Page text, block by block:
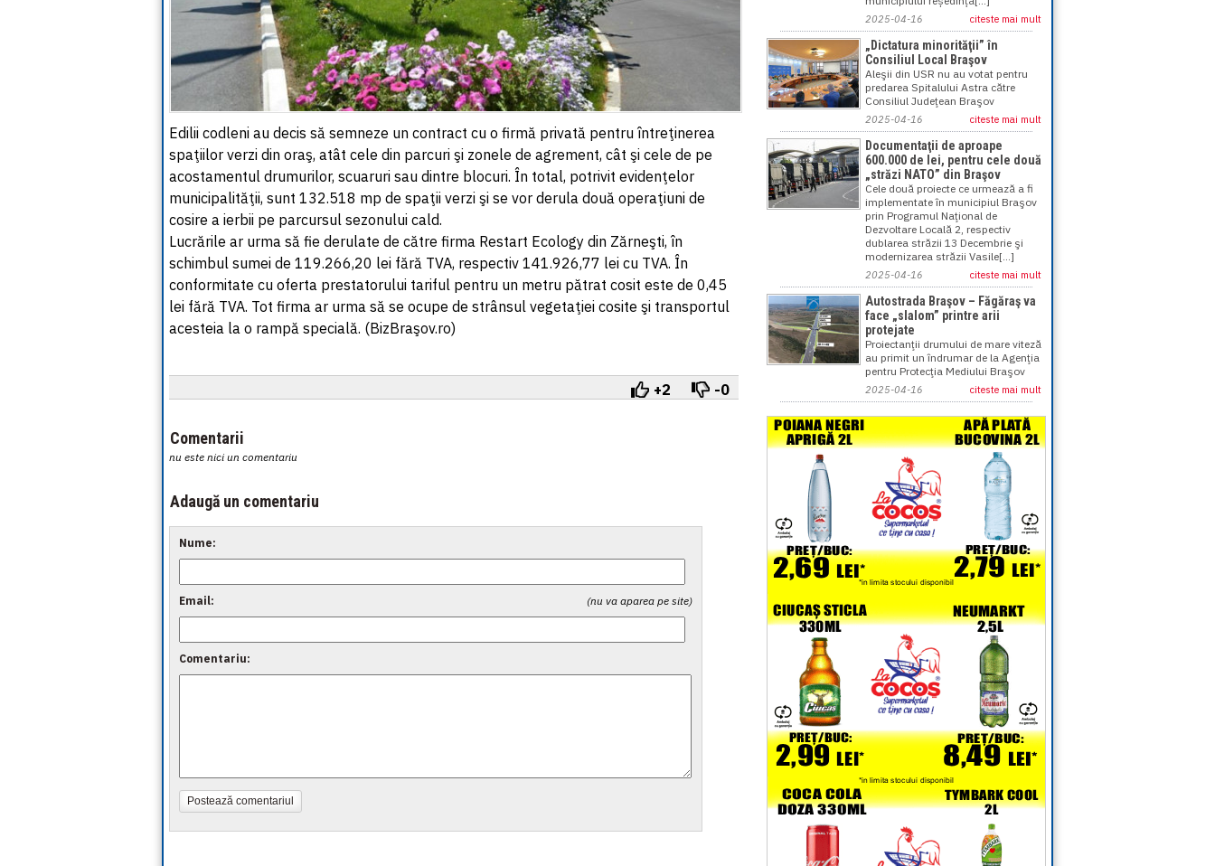
Edilii codleni au decis să semneze un contract cu o firmă privată pentru întreţinerea
spaţiilor verzi din oraş, atât cele din parcuri şi zonele de agrement, cât şi cele de pe
acostamentul drumurilor, scuaruri sau dintre blocuri. În total, potrivit evidenţelor
municipalităţii, sunt 132.518 mp de spaţii verzi şi se vor derula două operaţiuni de
cosire a ierbii pe parcursul sezonului cald.
Lucrările ar urma să fie derulate de către firma Restart Ecology din Zărneşti, în
schimbul sumei de 119.266,20 lei fără TVA, respectiv 141.926,77 lei cu TVA. În
conformitate cu oferta prestatorului tariful pentru un metru pătrat cosit este de 0,45
lei fără TVA. Tot firma ar urma să se ocupe de strânsul vegetaţiei cosite şi transportul
acesteia la o rampă specială. (BizBraşov.ro)
+2 -0
Comentarii
nu este nici un comentariu
Adaugă un comentariu
Nume:
(nu va aparea pe site)
Email:
Comentariu:
Postează comentariul
2025-04-16 citeste mai mult
„Dictatura minorităţii” în
Consiliul Local Braşov
Aleşii din USR nu au votat pentru
predarea Spitalului Astra către
Consiliul Judeţean Braşov
2025-04-16 citeste mai mult
Documentaţii de aproape
600.000 de lei, pentru cele două
„străzi NATO” din Braşov
Cele două proiecte ce urmează a fi
implementate în municipiul Braşov
prin Programul Naţional de
Dezvoltare Locală 2, respectiv
dublarea străzii 13 Decembrie şi
modernizarea străzii Vasile[...]
2025-04-16 citeste mai mult
Autostrada Braşov – Făgăraş va
face „slalom” printre arii
protejate
Proiectanţii drumului de mare viteză
au primit un îndrumar de la Agenţia
pentru Protecţia Mediului Braşov
2025-04-16 citeste mai mult